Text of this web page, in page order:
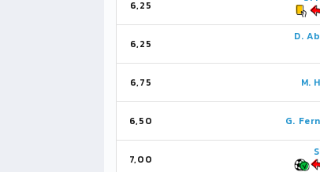
6,25
6,25
D.
6,75 M.
6,50 G.
7,00